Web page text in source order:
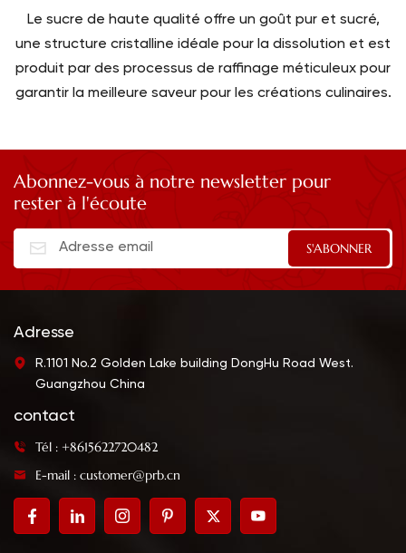
Le sucre de haute qualité offre un goût pur et sucré,
une structure cristalline idéale pour la dissolution et est
produit par des processus de raffinage méticuleux pour
garantir la meilleure saveur pour les créations culinaires.
Abonnez-vous à notre newsletter pour
rester à l'écoute
Adresse
R.1101 No.2 Golden Lake building DongHu Road West.
Guangzhou China
contact
Tél : +8615622720482
E-mail : customer@prb.cn